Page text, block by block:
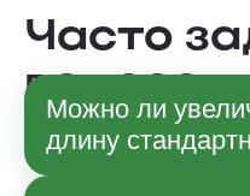
Часто
вопросы
Можно ли
длину